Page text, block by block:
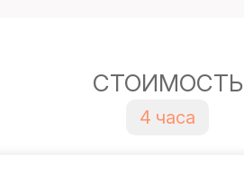
СТОИМОСТЬ
4 часа